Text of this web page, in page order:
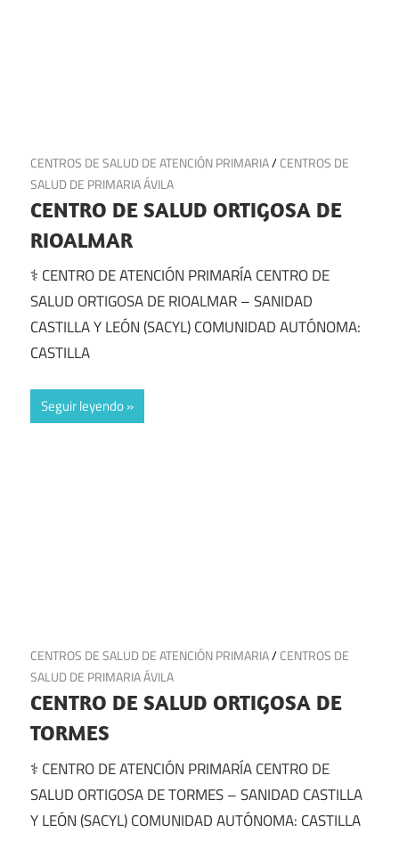
10 de julio de 2025
CENTROS DE SALUD DE ATENCIÓN PRIMARIA/CENTROS DE
SALUD DE PRIMARIA ÁVILA
CENTRO DE SALUD ORTIGOSA DE
RIOALMAR
⚕️ CENTRO DE ATENCIÓN PRIMARÍA CENTRO DE
SALUD ORTIGOSA DE RIOALMAR – SANIDAD
CASTILLA Y LEÓN (SACYL) COMUNIDAD AUTÓNOMA:
CASTILLA
Seguir leyendo
9 de julio de 2025
CENTROS DE SALUD DE ATENCIÓN PRIMARIA/CENTROS DE
SALUD DE PRIMARIA ÁVILA
CENTRO DE SALUD ORTIGOSA DE
TORMES
⚕️ CENTRO DE ATENCIÓN PRIMARÍA CENTRO DE
SALUD ORTIGOSA DE TORMES – SANIDAD CASTILLA
Y LEÓN (SACYL) COMUNIDAD AUTÓNOMA: CASTILLA